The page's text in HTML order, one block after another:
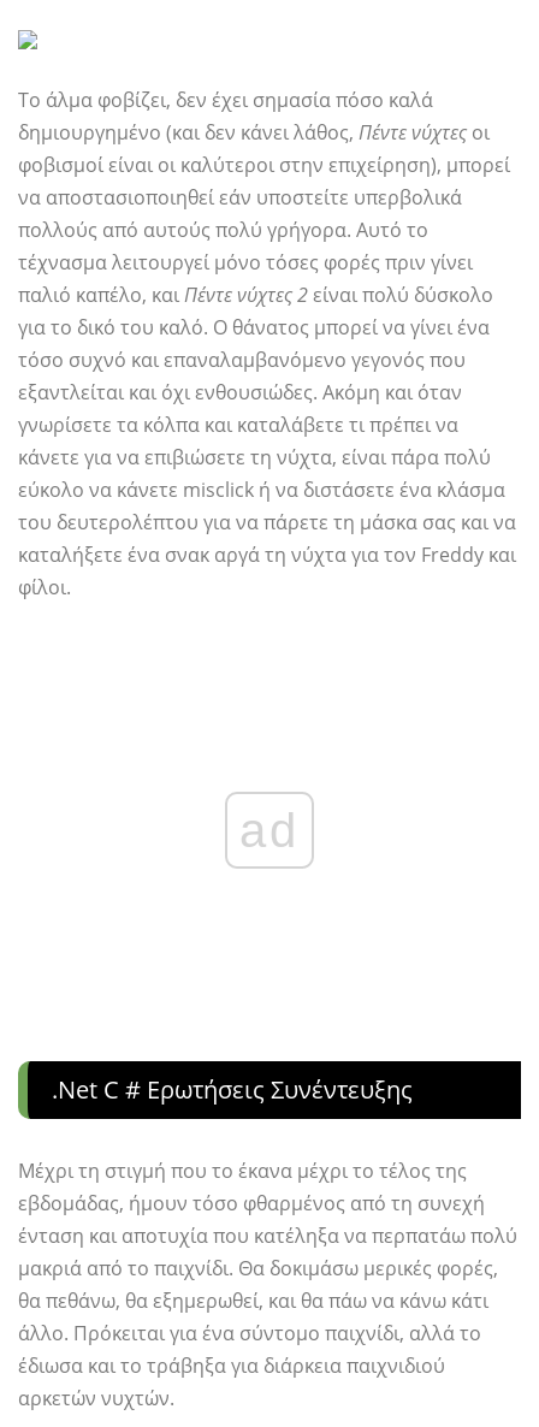
Το άλμα φοβίζει, δεν έχει σημασία πόσο καλά
δημιουργημένο (και δεν κάνει λάθος, Πέντε νύχτες οι
φοβισμοί είναι οι καλύτεροι στην επιχείρηση), μπορεί
να αποστασιοποιηθεί εάν υποστείτε υπερβολικά
πολλούς από αυτούς πολύ γρήγορα. Αυτό το
τέχνασμα λειτουργεί μόνο τόσες φορές πριν γίνει
παλιό καπέλο, καιΠέντε νύχτες 2είναι πολύ δύσκολο
για το δικό του καλό. Ο θάνατος μπορεί να γίνει ένα
τόσο συχνό και επαναλαμβανόμενο γεγονός που
εξαντλείται και όχι ενθουσιώδες. Ακόμη και όταν
γνωρίσετε τα κόλπα και καταλάβετε τι πρέπει να
κάνετε για να επιβιώσετε τη νύχτα, είναι πάρα πολύ
εύκολο να κάνετε misclick ή να διστάσετε ένα κλάσμα
του δευτερολέπτου για να πάρετε τη μάσκα σας και να
καταλήξετε ένα σνακ αργά τη νύχτα για τον Freddy και
φίλοι.
ad
.net C # Ερωτήσεις Συνέντευξης
Μέχρι τη στιγμή που το έκανα μέχρι το τέλος της
εβδομάδας, ήμουν τόσο φθαρμένος από τη συνεχή
ένταση και αποτυχία που κατέληξα να περπατάω πολύ
μακριά από το παιχνίδι. Θα δοκιμάσω μερικές φορές,
θα πεθάνω, θα εξημερωθεί, και θα πάω να κάνω κάτι
άλλο. Πρόκειται για ένα σύντομο παιχνίδι, αλλά το
έδιωσα και το τράβηξα για διάρκεια παιχνιδιού
αρκετών νυχτών.